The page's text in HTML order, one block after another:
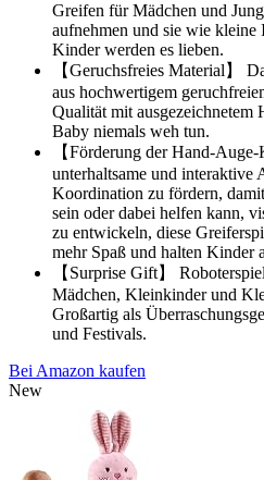
Greifen für Mädchen und
aufnehmen und sie wie kleine
Kinder werden es lieben.
【Geruchsfreies Material】
aus hochwertigem
Qualität mit
Baby niemals weh tun.
【Förderung der Hand-
unterhaltsame und interaktive
Koordination zu fördern,
sein oder dabei helfen kann,
zu entwickeln, diese
mehr Spaß und halten Kinder
【Surprise Gift】
Mädchen, Kleinkinder und
Großartig als
und Festivals.
Bei Amazon kaufen
New